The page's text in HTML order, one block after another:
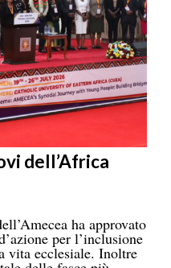
dell’Africa
ha approvato
per l’inclusione
vita ecclesiale. Inoltre